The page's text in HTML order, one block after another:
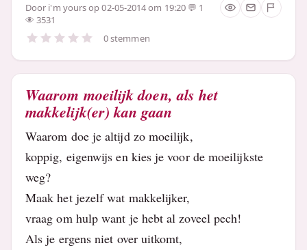
Door i'm yoursop 02-05-2014 om 19:20
1
3531
0 stemmen
Waarom moeilijk doen, als het
makkelijk(er) kan gaan
Waarom doe je altijd zo moeilijk,
koppig, eigenwijs en kies je voor de moeilijkste
weg?
Maak het jezelf wat makkelijker,
vraag om hulp want je hebt al zoveel pech!
Als je ergens niet over uitkomt,